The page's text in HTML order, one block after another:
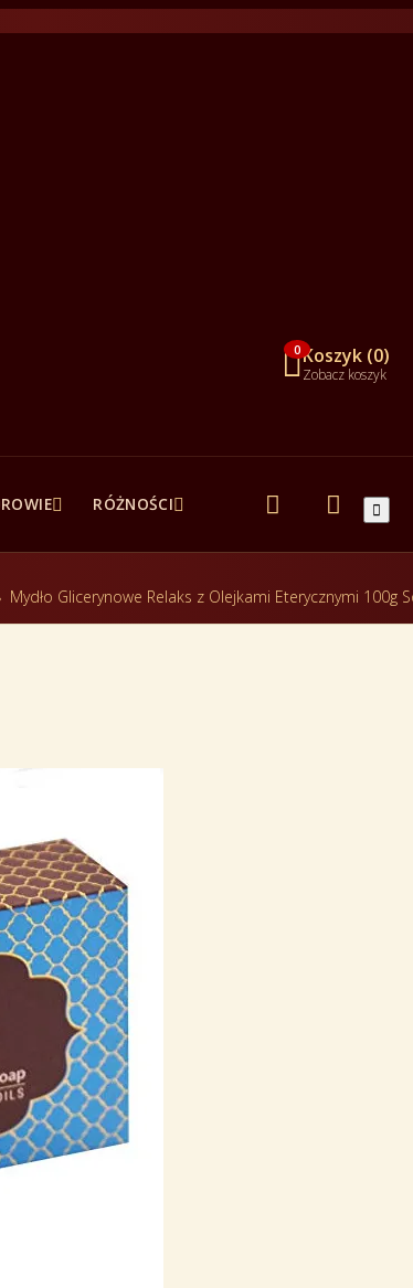

0Koszyk (0)
Zobacz koszyk
 RÓŻNOŚCI   
Mydło Glicerynowe Relaks z Olejkami Eterycznymi 100g